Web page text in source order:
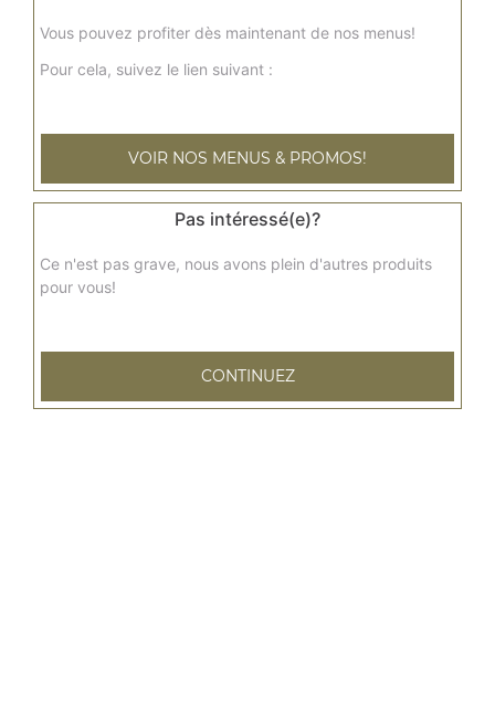
Vous pouvez profiter dès maintenant de nos menus!
Pour cela, suivez le lien suivant :
VOIR NOS MENUS & PROMOS!
Pas intéressé(e)?
Ce n'est pas grave, nous avons plein d'autres produits
pour vous!
CONTINUEZ